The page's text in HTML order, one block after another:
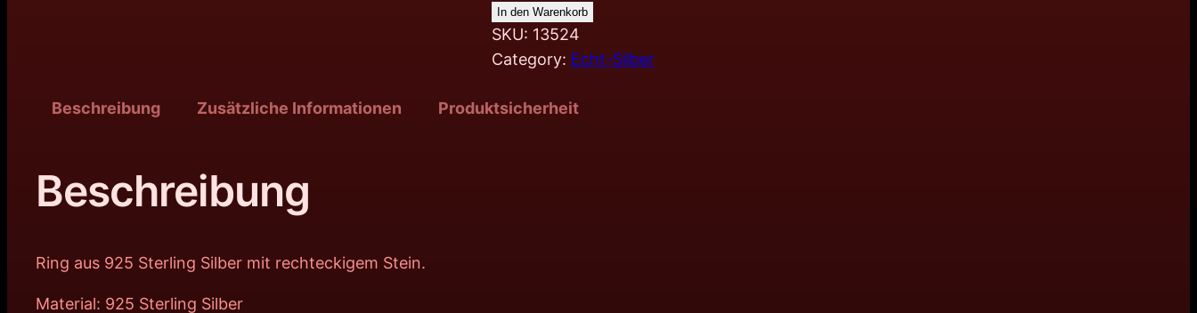
In den Warenkorb
SKU: 13524
Category: Echt-Silber
Beschreibung Zusätzliche Informationen Produktsicherheit
Beschreibung
Ring aus 925 Sterling Silber mit rechteckigem Stein.
Material: 925 Sterling Silber